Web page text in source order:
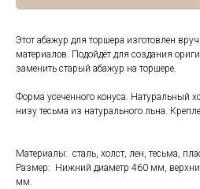
Этот абажур для торшера изготовлен
материалов. Подойдёт для создания
заменить старый абажур на торшере.
Форма усеченного конуса. Натуральный
низу тесьма из натурального льна.
Материалы: сталь, холст, лен, тесьма,
Размер: Нижний диаметр 460 мм,
мм.